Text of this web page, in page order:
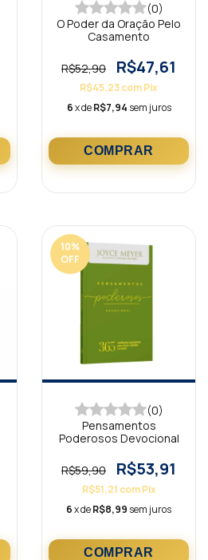
(0)
O Poder da Oração Pelo
Casamento
R$52,90 R$47,61
R$45,23comPix
6x deR$7,94 sem juros
10%
OFF
(0)
Pensamentos
Poderosos Devocional
R$59,90 R$53,91
R$51,21 com Pix
6x deR$8,99 sem juros